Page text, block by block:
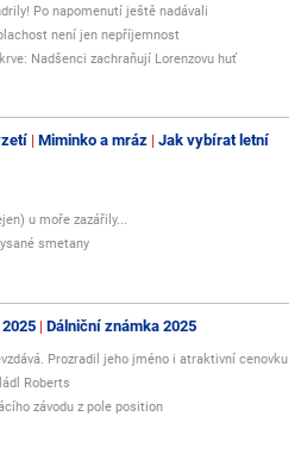
Po napomenutí ještě nadávali
není jen nepříjemnost
Nadšenci zachraňují Lorenzovu huť
Miminko a mráz Jak vybírat letní
u moře zazářily...
smetany
Dálniční známka 2025
Prozradil jeho jméno i atraktivní cenovku
Roberts
závodu z pole position